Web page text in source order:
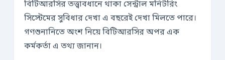
বিটিআরসির তত্ত্বাবধানে থাকা সেন্ট্রাল মনিটরিং
সিস্টেমের সুবিধার দেখা এ বছরেই দেখা মিলতে পারে।
গণশুনানিতে অংশ নিয়ে বিটিআরসির অপর এক
কর্মকর্তা এ তথ্য জানান।